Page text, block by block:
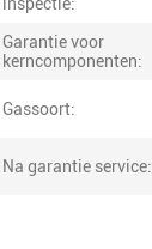
Garantie voor
kerncomponenten:
Gassoort:
Na garantie service: